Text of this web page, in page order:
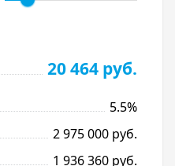
не только
жителей
комплекс
Московской.
будет рассчитан
После окончания
привезены Мощи
20 464 руб.
5.5%
2 975 000 руб.
1 936 360 руб.